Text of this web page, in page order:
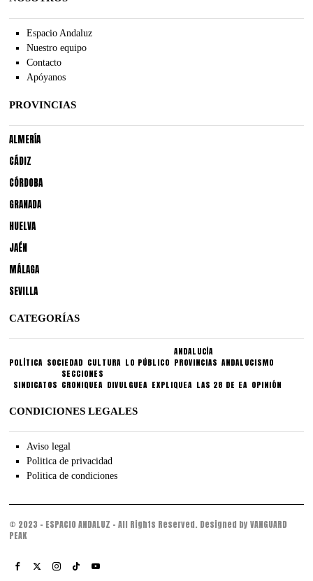
Espacio Andaluz
Nuestro equipo
Contacto
Apóyanos
PROVINCIAS
ALMERÍA
CÁDIZ
CÓRDOBA
GRANADA
HUELVA
JAÉN
MÁLAGA
SEVILLA
CATEGORÍAS
POLÍTICA SOCIEDAD CULTURA LO PÚBLICO
ANDALUCÍA
PROVINCIAS ANDALUCISMO
SINDICATOS
SECCIONES
CRONIQUEA DIVULGUEA EXPLIQUEA LAS 28 DE EA OPINIÓN
CONDICIONES LEGALES
Aviso legal
Politica de privacidad
Politica de condiciones
© 2023 - ESPACIO ANDALUZ - All Rights Reserved. Designed by VANGUARD
PEAK